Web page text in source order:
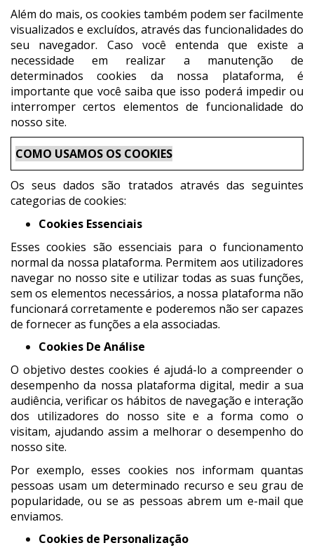
Além do mais, os cookies também podem ser facilmente
visualizados e excluídos, através das funcionalidades do
seu navegador. Caso você entenda que existe a
necessidade em realizar a manutenção de
determinados cookies da nossa plataforma, é
importante que você saiba que isso poderá impedir ou
interromper certos elementos de funcionalidade do
nosso site.
COMO USAMOS OS COOKIES
Os seus dados são tratados através das seguintes
categorias de cookies:
Cookies Essenciais
Esses cookies são essenciais para o funcionamento
normal da nossa plataforma. Permitem aos utilizadores
navegar no nosso site e utilizar todas as suas funções,
sem os elementos necessários, a nossa plataforma não
funcionará corretamente e poderemos não ser capazes
de fornecer as funções a ela associadas.
Cookies De Análise
O objetivo destes cookies é ajudá-lo a compreender o
desempenho da nossa plataforma digital, medir a sua
audiência, verificar os hábitos de navegação e interação
dos utilizadores do nosso site e a forma como o
visitam, ajudando assim a melhorar o desempenho do
nosso site.
Por exemplo, esses cookies nos informam quantas
pessoas usam um determinado recurso e seu grau de
popularidade, ou se as pessoas abrem um e-mail que
enviamos.
Cookies de Personalização